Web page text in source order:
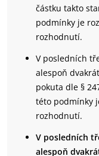
částku takto
podmínky je
rozhodnutí.
V posledních
alespoň
pokuta dle §
této podmínky
rozhodnutí.
V posledních
alespoň